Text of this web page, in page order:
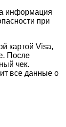
информация
при
картой Visa,
После
чек.
все данные о